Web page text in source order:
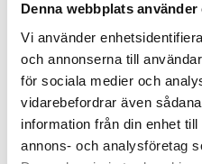
Denna webbplats använder
Vi använder
och annonserna till
för sociala medier och
vidarebefordrar även
information från din enhet
annons- och analysföretag
Gäller samtliga